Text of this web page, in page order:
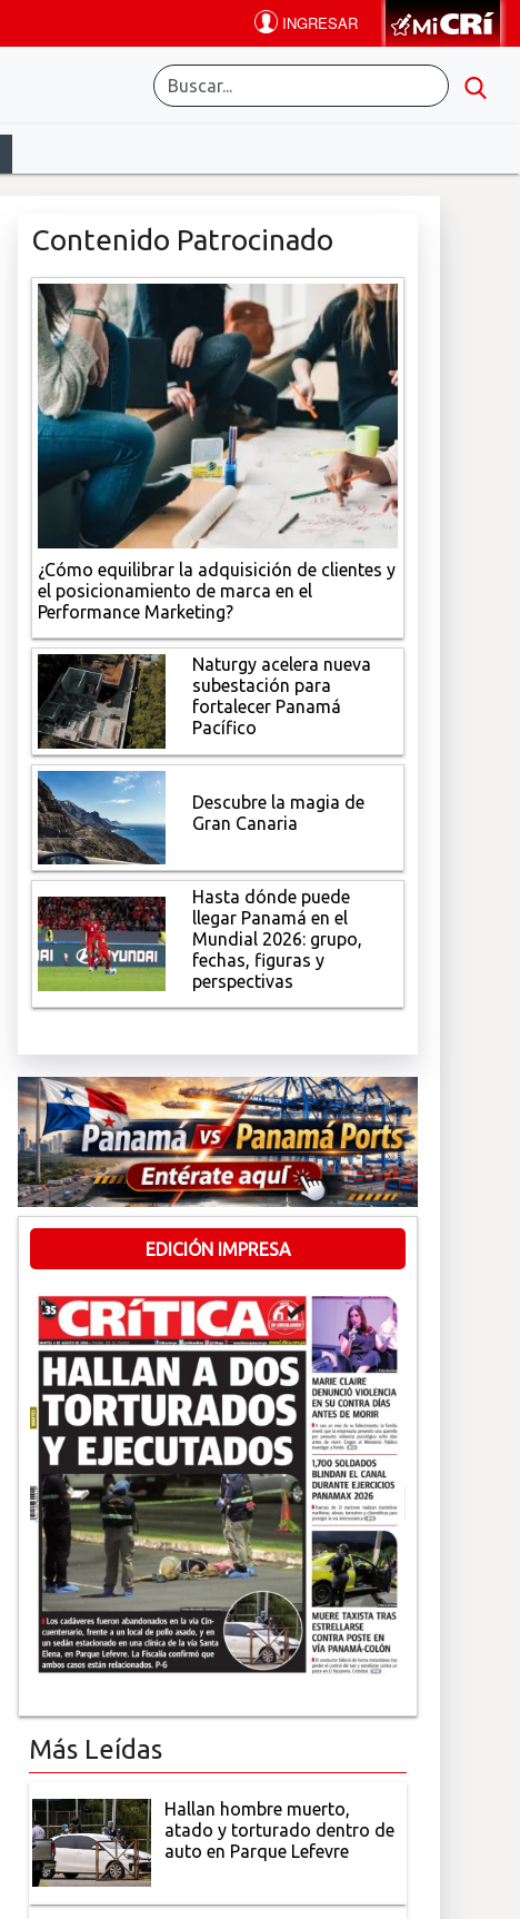
Contenido Patrocinado
¿Cómo equilibrar la adquisición de clientes y
el posicionamiento de marca en el
Performance Marketing?
Naturgy acelera nueva
subestación para
fortalecer Panamá
Pacífico
Descubre la magia de
Gran Canaria
Hasta dónde puede
llegar Panamá en el
Mundial 2026: grupo,
fechas, figuras y
perspectivas
EDICIÓN IMPRESA
Más Leídas
Hallan hombre muerto,
atado y torturado dentro de
auto en Parque Lefevre